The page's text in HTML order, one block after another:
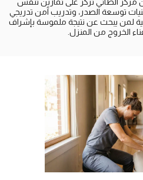
توسعة الصدر، وتدريب آمن تدريجي
لمن يبحث عن نتيجة ملموسة بإشراف
الخروج من المنزل.